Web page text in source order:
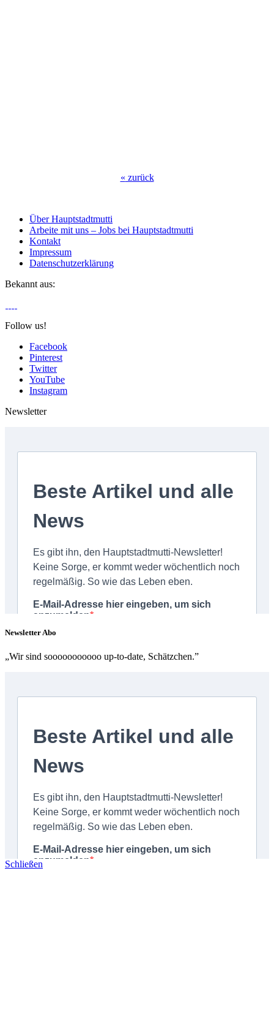
« zurück
Über Hauptstadtmutti
Arbeite mit uns – Jobs bei Hauptstadtmutti
Kontakt
Impressum
Datenschutzerklärung
Bekannt aus:
Follow us!
Facebook
Pinterest
Twitter
YouTube
Instagram
Newsletter
Newsletter Abo
„Wir sind sooooooooooo up-to-date, Schätzchen.”
Schließen